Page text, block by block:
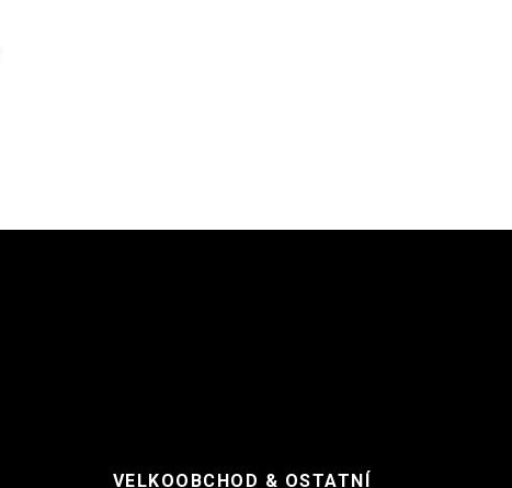
VELKOOBCHOD & OSTATNÍ